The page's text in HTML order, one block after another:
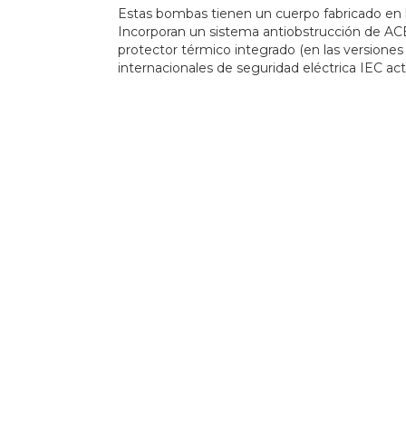
Estas bombas tienen un cuerpo fabricado
Incorporan un sistema antiobstrucción de
protector térmico integrado (en las
internacionales de seguridad eléctrica IEC